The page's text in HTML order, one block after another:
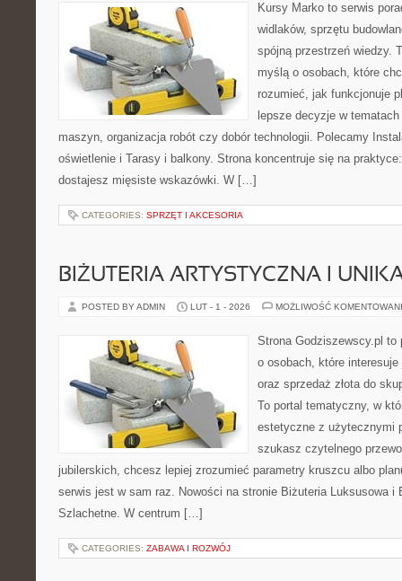
Kursy Marko to serwis
widlaków, sprzętu
spójną przestrzeń wiedzy.
myślą o osobach, które
rozumieć, jak funkcjonuje
lepsze decyzje w
maszyn, organizacja robót czy dobór technologii. Polecamy
oświetlenie i Tarasy i balkony. Strona koncentruje się na
dostajesz mięsiste wskazówki. W […]
CATEGORIES: SPRZĘT I AKCESORIA
BIŻUTERIA ARTYSTYCZNA I
POSTED BY ADMIN LUT - 1 - 2026 MOŻLIWOŚĆ
Strona Godziszewscy.pl
o osobach, które
oraz sprzedaż złota do
To portal tematyczny, w
estetyczne z użytecznymi
szukasz czytelnego
jubilerskich, chcesz lepiej zrozumieć parametry kruszcu albo
serwis jest w sam raz. Nowości na stronie Biżuteria Luksusowa i
Szlachetne. W centrum […]
CATEGORIES: ZABAWA I ROZWÓJ